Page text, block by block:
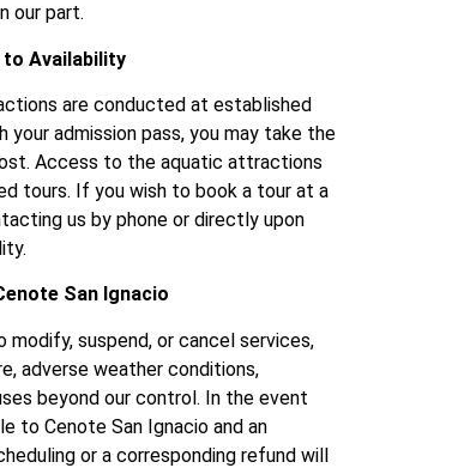
our part.
to Availability
are conducted at established
admission pass, you may take the
Access to the aquatic attractions
tours. If you wish to book a tour at a
us by phone or directly upon
San Ignacio
suspend, or cancel services,
adverse weather conditions,
beyond our control. In the event
to Cenote San Ignacio and an
or a corresponding refund will